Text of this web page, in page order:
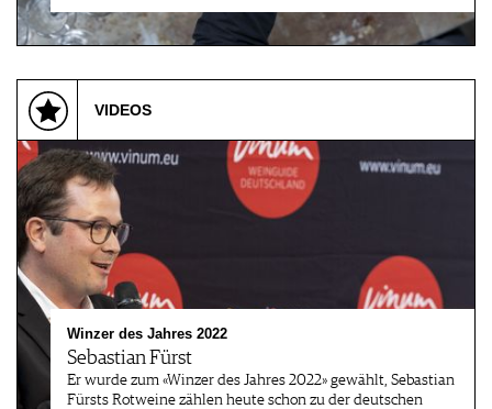
VIDEOS
Winzer des Jahres 2022
Sebastian Fürst
Er wurde zum «Winzer des Jahres 2022» gewählt, Sebastian
Fürsts Rotweine zählen heute schon zu der deutschen